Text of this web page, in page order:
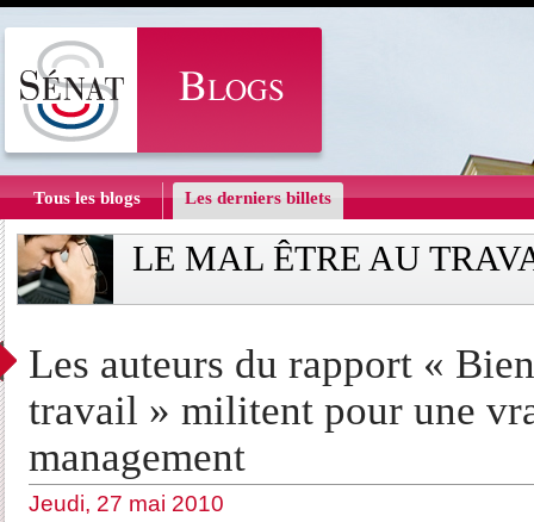
Tous les blogs Les derniers billets
LE MAL ÊTRE AU
Les auteurs du rapport «
travail » militent pour une
management
Jeudi, 27 mai 2010